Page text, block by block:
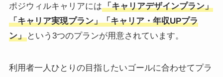
ポジウィルキャリアには「キャリアデザインプラン」
「キャリア実現プラン」「キャリア・年収UPプラ
ン」という3つのプランが用意されています。
利用者一人ひとりの目指したいゴールに合わせてプラ